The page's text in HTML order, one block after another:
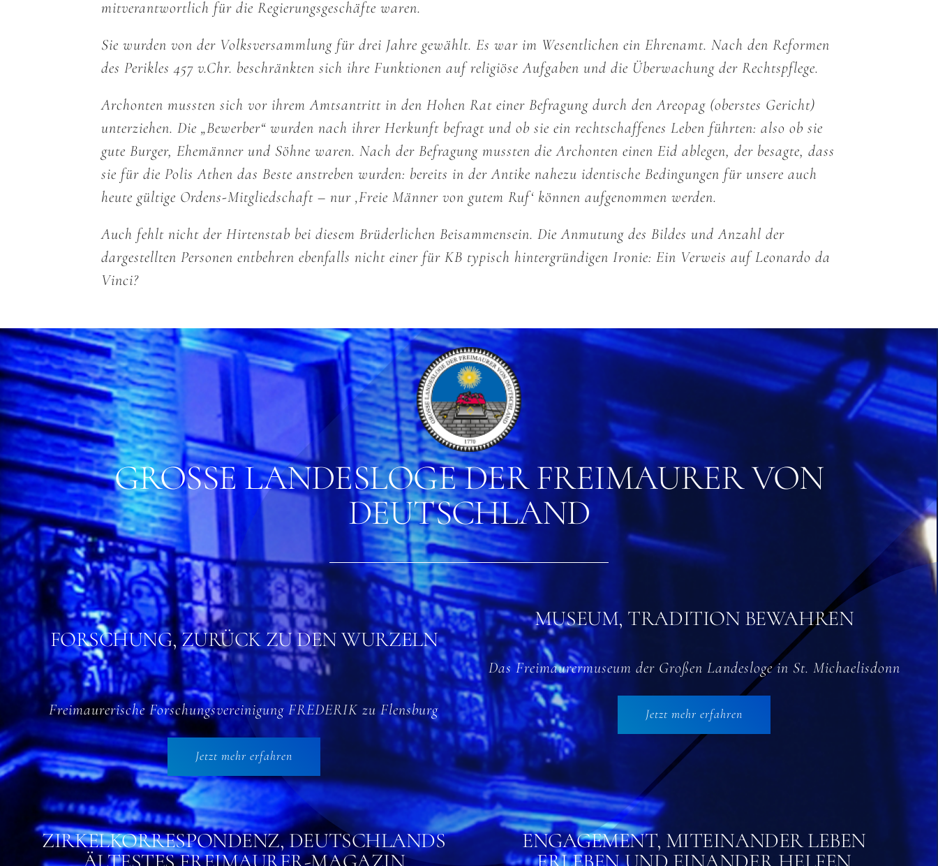
mitverantwortlich für die Regierungsgeschäfte waren.
Sie wurden von der Volksversammlung für drei Jahre gewählt. Es war im Wesentlichen ein Ehrenamt. Nach den Reformen
des Perikles 457 v.Chr. beschränkten sich ihre Funktionen auf religiöse Aufgaben und die Überwachung der Rechtspflege.
Archonten mussten sich vor ihrem Amtsantritt in den Hohen Rat einer Befragung durch den Areopag (oberstes Gericht)
unterziehen. Die „Bewerber“ wurden nach ihrer Herkunft befragt und ob sie ein rechtschaffenes Leben führten: also ob sie
gute Burger, Ehemänner und Söhne waren. Nach der Befragung mussten die Archonten einen Eid ablegen, der besagte, dass
sie für die Polis Athen das Beste anstreben wurden: bereits in der Antike nahezu identische Bedingungen für unsere auch
heute gültige Ordens-Mitgliedschaft – nur ‚Freie Männer von gutem Ruf‘ können aufgenommen werden.
Auch fehlt nicht der Hirtenstab bei diesem Brüderlichen Beisammensein. Die Anmutung des Bildes und Anzahl der
dargestellten Personen entbehren ebenfalls nicht einer für KB typisch hintergründigen Ironie: Ein Verweis auf Leonardo da
Vinci?
GROSSE LANDESLOGE DER FREIMAURER VON D
EUTSCHLAND
FORSCHUNG, ZURÜCK ZU DEN WURZELN
Freimaurerische Forschungsvereinigung FREDERIK zu Flensburg
Jetzt mehr erfahren
MUSEUM, TRADITION BEWAHREN
Das Freimaurermuseum der Großen Landesloge in St. Michaelisdonn
Jetzt mehr erfahren
ZIRKELKORRESPONDENZ, DEUTSCHLANDS
ENGAGEMENT, MITEINANDER LEBEN